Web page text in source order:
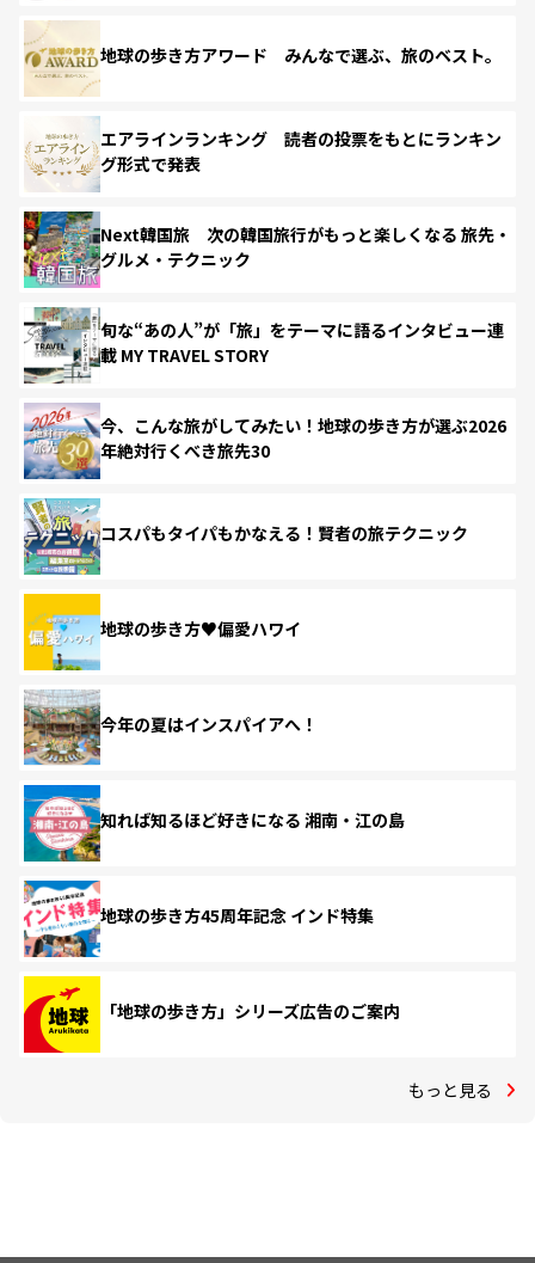
地球の歩き方アワード みんなで選ぶ、旅のベスト。
エアラインランキング 読者の投票をもとにランキン
グ形式で発表
Next韓国旅 次の韓国旅行がもっと楽しくなる 旅先・
グルメ・テクニック
旬な“あの人”が「旅」をテーマに語るインタビュー連
載 MY TRAVEL STORY
今、こんな旅がしてみたい！地球の歩き方が選ぶ2026
年絶対行くべき旅先30
コスパもタイパもかなえる！賢者の旅テクニック
地球の歩き方♥偏愛ハワイ
今年の夏はインスパイアへ！
知れば知るほど好きになる 湘南・江の島
地球の歩き方45周年記念 インド特集
「地球の歩き方」シリーズ広告のご案内
もっと見る